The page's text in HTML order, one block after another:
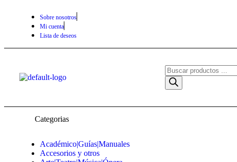
Sobre nosotros
Mi cuenta
Lista de deseos
Categorias
Académico|Guías|Manuales
Accesorios y otros